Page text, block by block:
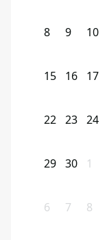
8 9 10
15 16 17
22 23 24
29 30 1
6 7 8